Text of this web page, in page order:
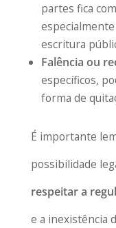
partes fica
escritura
Falência ou
específicos,
forma de
É importante
possibilidade
respeitar a
e a inexistência